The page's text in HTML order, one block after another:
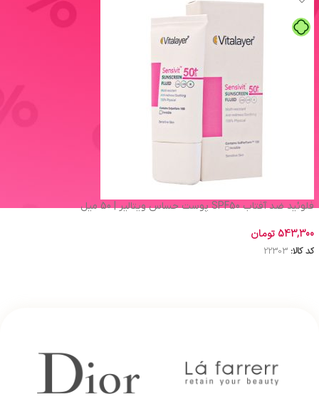
فلوئید ضد آفتاب SPF50 پوست حساس ویتالیر | 50 میل
543,300 تومان
کد کالا: 22303